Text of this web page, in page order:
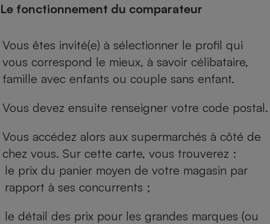
Le fonctionnement du comparateur
Vous êtes invité(e) à sélectionner le profil qui
vous correspond le mieux, à savoir célibataire,
famille avec enfants ou couple sans enfant.
Vous devez ensuite renseigner votre code postal.
Vous accédez alors aux supermarchés à côté de
chez vous. Sur cette carte, vous trouverez :
le prix du panier moyen de votre magasin par
rapport à ses concurrents ;
le détail des prix pour les grandes marques (ou